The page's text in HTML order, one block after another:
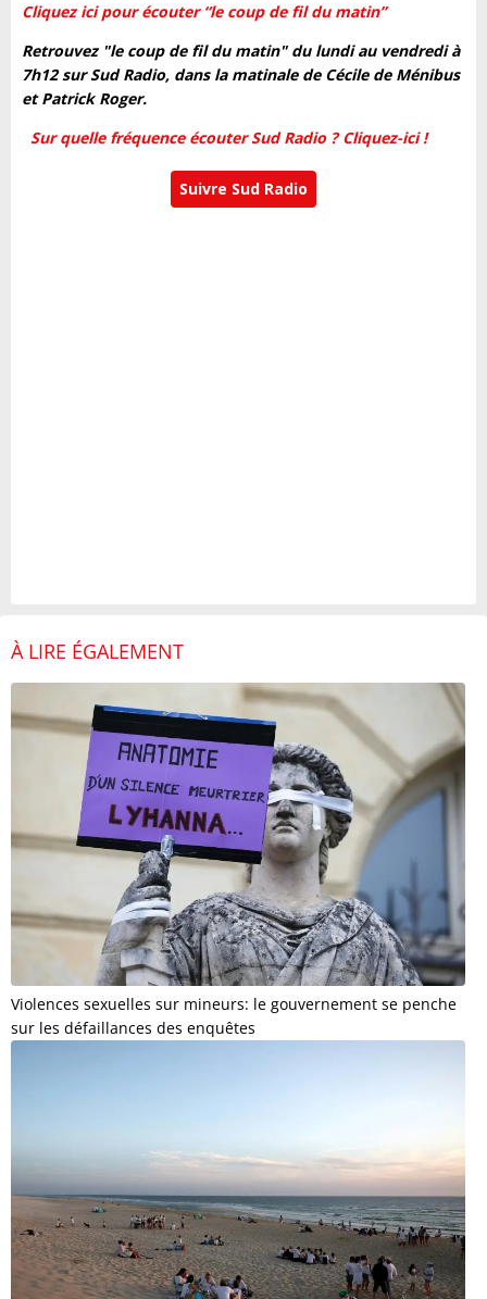
Cliquez ici pour écouter “le coup de fil du matin”
Retrouvez "le coup de fil du matin" du lundi au vendredi à
7h12 sur Sud Radio, dans la matinale de Cécile de Ménibus
et Patrick Roger.
Sur quelle fréquence écouter Sud Radio ? Cliquez-ici !
Suivre Sud Radio
À LIRE ÉGALEMENT
Violences sexuelles sur mineurs: le gouvernement se penche
sur les défaillances des enquêtes